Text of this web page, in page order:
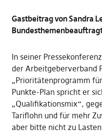
Gastbeitrag von Sandra
In seiner
der Arbeitgeberverband
„Prioritätenprogramm
Punkte-Plan spricht er
„Qualifikationsmix“,
Tariflohn und für mehr
aber bitte nicht zu